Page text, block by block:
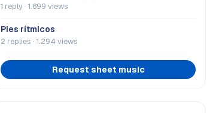
1 reply · 1.699 views
Pies rítmicos
2 replies · 1.294 views
Request sheet music